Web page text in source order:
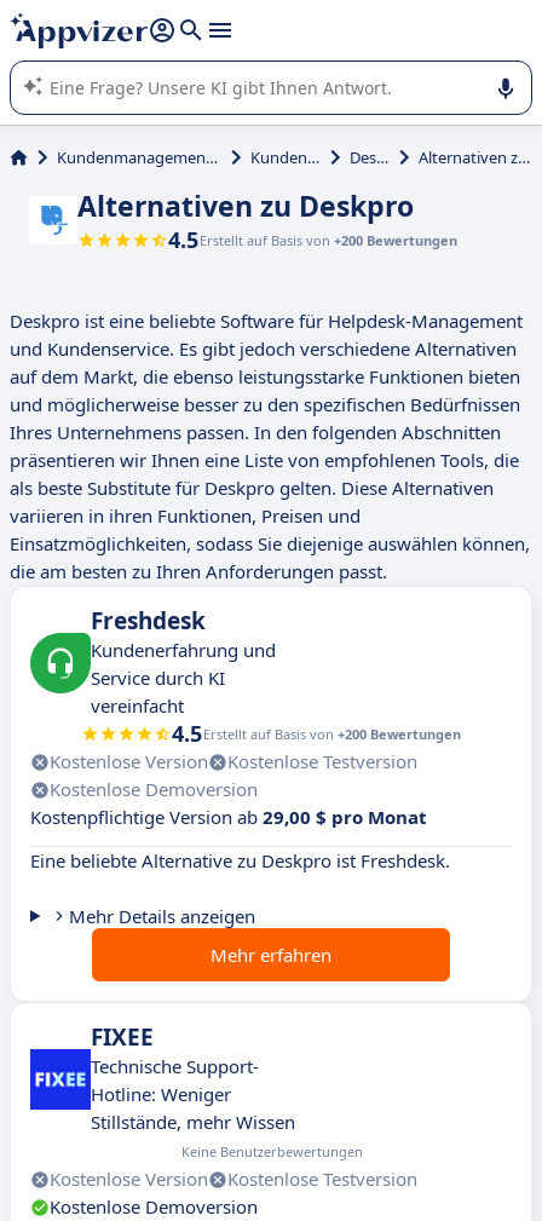
beantworten (mehrere Zeilen mit
Die KI von Appvizer führt Sie bei der Nutzung oder Auswahl
von SaaS-Software in Unternehmen.
Kundenmanagement und Vertrieb Kundenservice Deskpro Alternativen zu Deskpro
Alternativen zu Deskpro
4.5Erstellt auf Basis von +200 Bewertungen
Deskpro ist eine beliebte Software für Helpdesk-Management
und Kundenservice. Es gibt jedoch verschiedene Alternativen
auf dem Markt, die ebenso leistungsstarke Funktionen bieten
und möglicherweise besser zu den spezifischen Bedürfnissen
Ihres Unternehmens passen. In den folgenden Abschnitten
präsentieren wir Ihnen eine Liste von empfohlenen Tools, die
als beste Substitute für Deskpro gelten. Diese Alternativen
variieren in ihren Funktionen, Preisen und
Einsatzmöglichkeiten, sodass Sie diejenige auswählen können,
die am besten zu Ihren Anforderungen passt.
Freshdesk
Kundenerfahrung und
Service durch KI
vereinfacht
4.5Erstellt auf Basis von +200 Bewertungen
Kostenlose Version
Kostenlose Testversion
Kostenlose Demoversion
Kostenpflichtige Version ab 29,00 $ pro Monat
Eine beliebte Alternative zu Deskpro ist Freshdesk.
Mehr Details anzeigen
Mehr erfahren
FIXEE
Technische Support-
Hotline: Weniger
Stillstände, mehr Wissen
Keine Benutzerbewertungen
Kostenlose Version
Kostenlose Testversion
Kostenlose Demoversion